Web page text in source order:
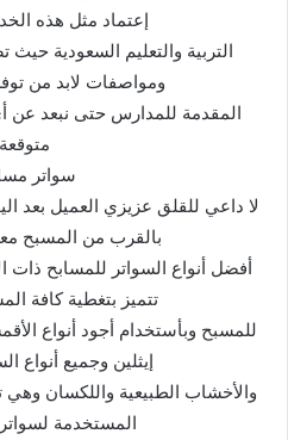
إعتماد مثل ھذه
التربیة والتعلیم السعودیة
ومواصفات لابد من
المقدمة للمدارس حتى نبعد عن
سواتر
لا داعي للقلق عزیزي العمیل بعد
بالقرب من المسبح
أفضل أنواع السواتر للمسابح ذات
تتمیز بتغطیة كافة
إیثلین وجمیع أنواع
والأخشاب الطبیعیة واللكسان
المستخدمة